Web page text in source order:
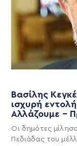
Βασίλης
ισχυρή
Αλλάζουμε –
Οι δημότες
Πεδιάδας του